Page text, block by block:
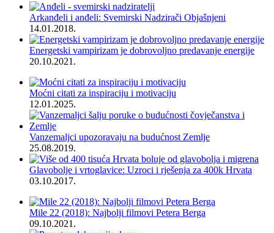
Arkanđeli i anđeli: Svemirski Nadzirači Objašnjeni
14.01.2018.
Energetski vampirizam je dobrovoljno predavanje energije
20.10.2021.
Moćni citati za inspiraciju i motivaciju
12.01.2025.
Vanzemaljci upozoravaju na budućnost Zemlje
25.08.2019.
Glavobolje i vrtoglavice: Uzroci i rješenja za 400k Hrvata
03.10.2017.
Mile 22 (2018): Najbolji filmovi Petera Berga
09.10.2021.